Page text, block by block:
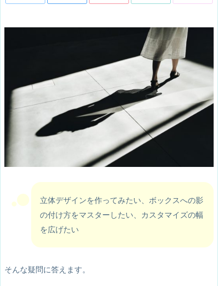
立体デザインを作ってみたい、ボックスへの影
の付け方をマスターしたい、カスタマイズの幅
を広げたい
そんな疑問に答えます。